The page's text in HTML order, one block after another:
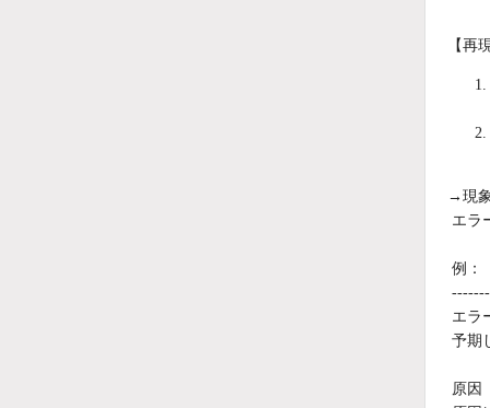
【再
→現
エラ
例：
エラ
予期
原因